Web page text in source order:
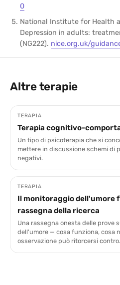
0
National Institute for Health
Depression in adults:
(NG222). nice.org.uk/
Altre terapie
TERAPIA
Terapia cognitivo-
Un tipo di psicoterapia che si
mettere in discussione schemi di
negativi.
TERAPIA
Il monitoraggio dell'umore
rassegna della ricerca
Una rassegna onesta delle prove
dell'umore — cosa funziona, cosa
osservazione può ritorcersi contro.